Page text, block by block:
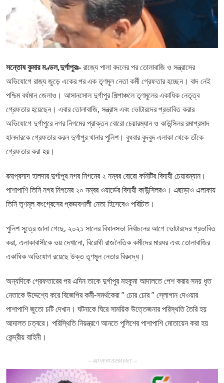
সন্তোষ কুমার মণ্ডল,দুর্গাপুরঃ-রাজ্যে পালা বদলের পর তোলাবাজি ও সন্ত্রাসের
অভিযোগে রাজ্য জুড়ে একের পর এক তৃণমূল নেতা কর্মী গ্রেফতার হচ্ছেন। বাদ নেই
পশ্চিম বর্ধমান জেলাও। আসানসোল দুর্গাপুর শিল্পাঞ্চলে তৃণমূলের একাধিক নেতৃত্ব
গ্রেফতার হয়েছেন। এবার তোলাবাজি, সন্ত্রাস এবং ভোটারদের প্রভাবিত করার
অভিযোগে দুর্গাপুরে নগর নিগমের প্রাক্তন বোরো চেয়ারম্যান ও কাউন্সিলর রমাপ্রসাদ
হালদারকে গ্রেফতার করল দুর্গাপুর থানার পুলিশ। বুধবার বুদবুদ এলাকা থেকে তাঁকে
গ্রেফতার করা হয়।
রমাপ্রসাদ হালদার দুর্গাপুর নগর নিগমের ২ নম্বর বোরো কমিটির বিদায়ী চেয়ারম্যান।
পাশাপাশি তিনি নগর নিগমের ২০ নম্বর ওয়ার্ডের বিদায়ী কাউন্সিলরও। এছাড়াও এলাকায়
তিনি তৃণমূল কংগ্রেসের প্রভাবশালী নেতা হিসেবেও পরিচিত।
পুলিশ সূত্রে জানা গেছে, ২০২১ সালের বিধানসভা নির্বাচনের আগে ভোটারদের প্রভাবিত
করা, এলাকাবাসীকে ভয় দেখানো, বিরোধী রাজনৈতিক কর্মীদের মারধর এবং তোলাবাজির
একাধিক অভিযোগ রয়েছে উক্ত তৃণমূল নেতার বিরুদ্ধে।
অন্যদিকে গ্রেফতারের পর এদিন তাকে দুর্গাপুর মহকুমা আদালতে পেশ করার সময় ধৃত
নেতাকে উদ্দেশ্যে করে বিজেপির কর্মী-সমর্থকেরা ” চোর চোর ” স্লোগান দেওয়ার
পাশাপাশি জুতো চটি দেখান। ঘটনাকে ঘিরে সাময়িক উত্তেজনার পরিস্থতি তৈরি হয়
আদালত চত্বরে। পরিস্থিতি নিয়ন্ত্রণে আনতে পুলিশের পাশাপাশি মোতায়েন করা হয়
কেন্দ্রীয় বাহিনী।
— ADVERTISEMENT —